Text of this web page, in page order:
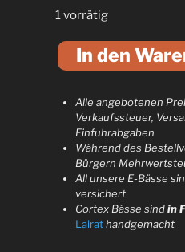
1 vorrätig
In den
Alle angebotenen
Verkaufssteuer,
Einfuhrabgaben
Während des
Bürgern
All unsere E-Bässe
versichert
Cortex Bässe sindin
Lairathandgemacht